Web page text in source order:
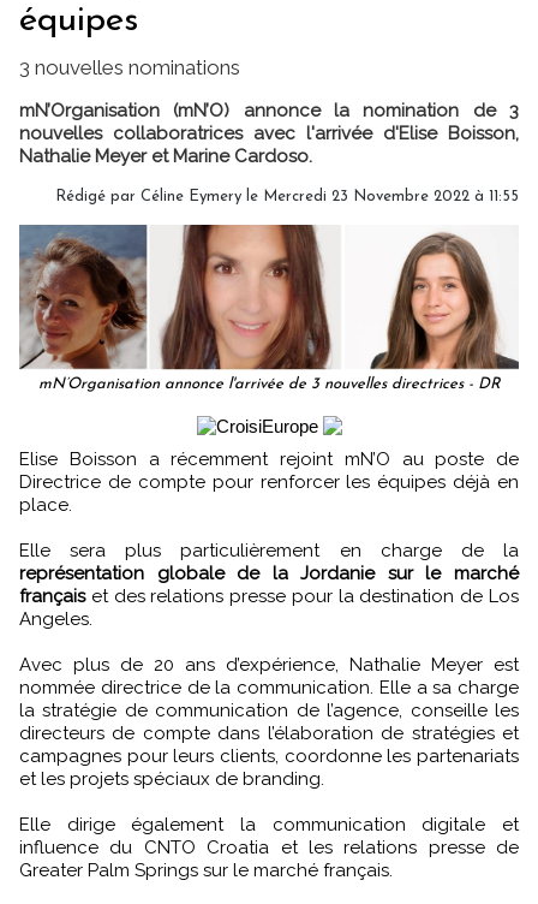
équipes
3 nouvelles nominations
mN’Organisation (mN’O) annonce la nomination de 3
nouvelles collaboratrices avec l'arrivée d'Elise Boisson,
Nathalie Meyer et Marine Cardoso.
Rédigé par Céline Eymery le Mercredi 23 Novembre 2022 à 11:55
mN’Organisation annonce l'arrivée de 3 nouvelles directrices - DR
Elise Boisson a récemment rejoint mN’O au poste de
Directrice de compte pour renforcer les équipes déjà en
place.
Elle sera plus particulièrement en charge de la
représentation globale de la Jordanie sur le marché
françaiset des relations presse pour la destination de Los
Angeles.
Avec plus de 20 ans d’expérience, Nathalie Meyer est
nommée directrice de la communication. Elle a sa charge
la stratégie de communication de l’agence, conseille les
directeurs de compte dans l’élaboration de stratégies et
campagnes pour leurs clients, coordonne les partenariats
et les projets spéciaux de branding.
Elle dirige également la communication digitale et
influence du CNTO Croatia et les relations presse de
Greater Palm Springs sur le marché français.